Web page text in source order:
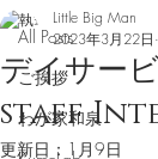
All Posts
ご挨拶
わが家和泉
デイサー
staff
Little Big Man
2023年3月22日
更新日： 1月9日